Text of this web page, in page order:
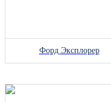
Форд Эксплорер